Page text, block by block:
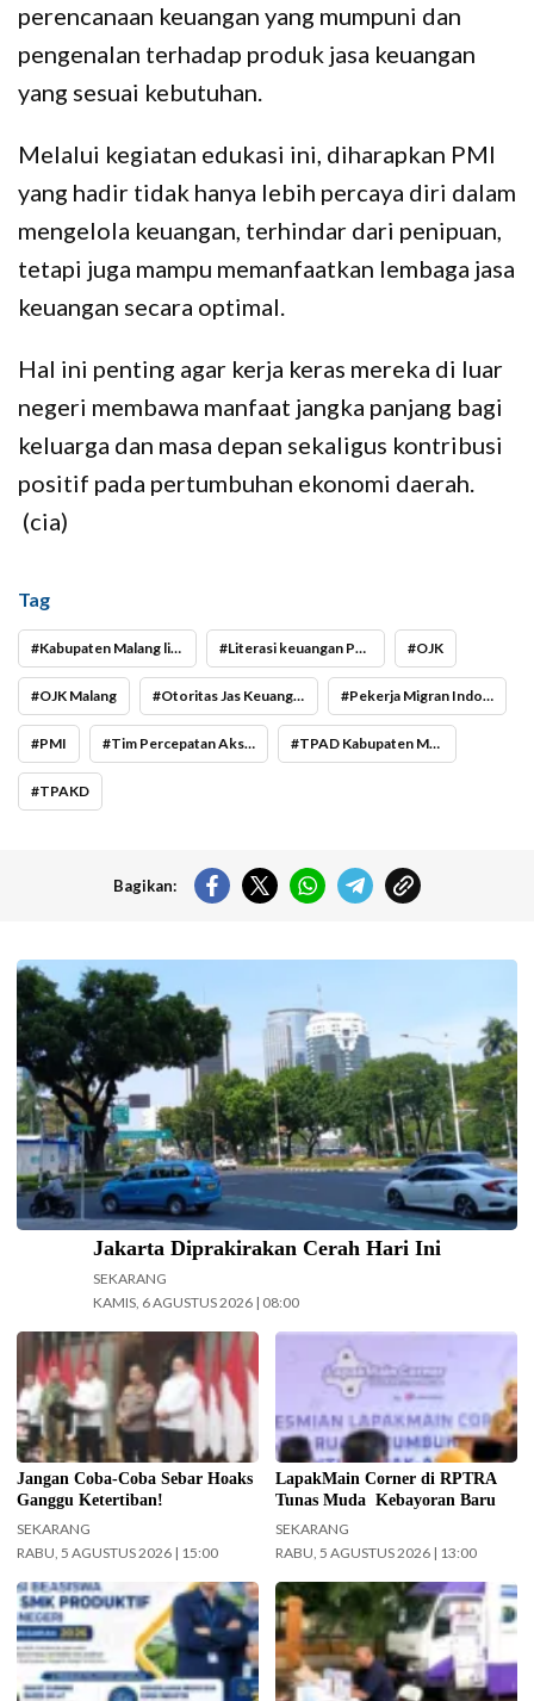
perencanaan keuangan yang mumpuni dan
pengenalan terhadap produk jasa keuangan
yang sesuai kebutuhan.
Melalui kegiatan edukasi ini, diharapkan PMI
yang hadir tidak hanya lebih percaya diri dalam
mengelola keuangan, terhindar dari penipuan,
tetapi juga mampu memanfaatkan lembaga jasa
keuangan secara optimal.
Hal ini penting agar kerja keras mereka di luar
negeri membawa manfaat jangka panjang bagi
keluarga dan masa depan sekaligus kontribusi
positif pada pertumbuhan ekonomi daerah.
(cia)
Tag
Kabupaten Malang lima besar Pekerja Migran terbanyak Literasi keuangan PMI OJK
OJK Malang Otoritas Jas Keuangan Pekerja Migran Indonesia
PMI Tim Percepatan Akses Keuangan Daerah TPAD Kabupaten Malang
TPAKD
Bagikan:
Cuaca wilayah Jakarta hari ini diprediksi cerah. (Foto: Doc-
beritajakarta.id)
Jakarta Diprakirakan Cerah Hari Ini
SEKARANG
KAMIS, 6 AGUSTUS 2026 | 08:00
Menko Polkam Jenderal TNI
(Purn.) Djamari Chaniago
menegaskan pemerintah akan
mengambil tindakan secara
terukur terhadap setiap pihak
yang menyebarkan hoaks,
disinformasi, fitnah, maupun ujaran
kebencian yang mengganggu
kepentingan masyarakat luas dan
stabilitas nasional. (Foto:
Wandi/InfoPublik)
Jangan Coba-Coba Sebar Hoaks
Ganggu Ketertiban!
SEKARANG
RABU, 5 AGUSTUS 2026 | 15:00
LapakMain Corner Hadirkan Ruang
Aman Anak di Era Digital. (Foto:
Istimewa-beritajakarta.id)
LapakMain Corner di RPTRA
Tunas Muda Kebayoran Baru
SEKARANG
RABU, 5 AGUSTUS 2026 | 13:00
Poster pengumuman Seleksi
Beasiswa Guru SMK Produktif
Dalam Negeri Tahun Anggaran
2026 yang dibuka Pemerintah
Aceh melalui BPSDM Aceh. (Foto:
Mobil Klinik Hewan Keliling Sudah
Layani 226 Hewan di Jaksel (Foto:
Tiyo Surya Sakti-beritajakarta.id)